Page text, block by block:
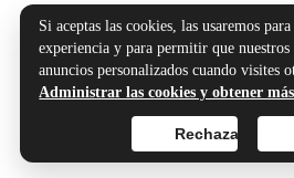
Si aceptas las cookies, las usaremos
experiencia y para permitir que nuestros
anuncios personalizados cuando visites
Administrar las cookies y obtener
Rechazar